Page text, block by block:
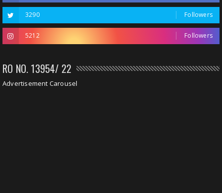
3290 Followers
5212 Followers
RO NO. 13954/ 22
Advertisement Carousel